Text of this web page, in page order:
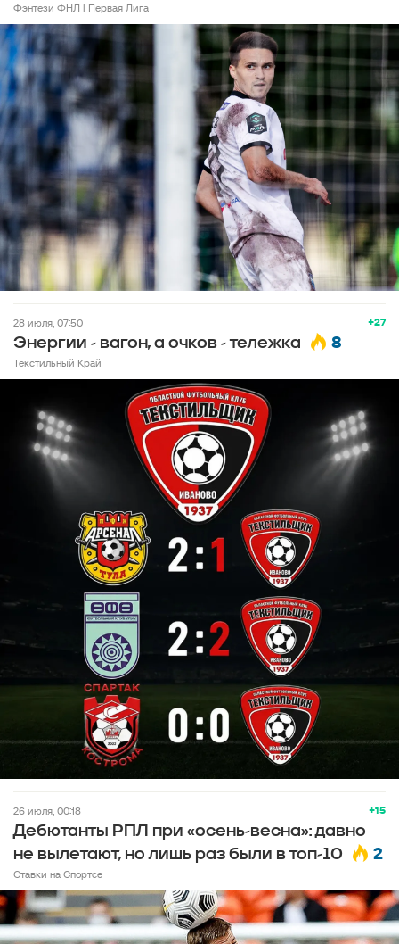
Фэнтези ФНЛ l Первая Лига
+27
28 июля, 07:50
Энергии - вагон, а очков - тележка 8
Текстильный Край
+15
26 июля, 00:18
Дебютанты РПЛ при «осень-весна»: давно
не вылетают, но лишь раз были в топ-10
2
Ставки на Спортсе